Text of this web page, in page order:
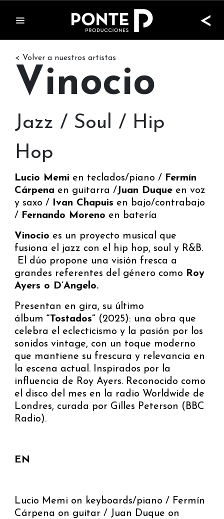
<
< Volver a nuestros artistas
Vinocio
Jazz / Soul / Hip
Hop
Lucio Memi en teclados/piano / Fermín
Cárpena en guitarra /Juan Duque en voz
y saxo / Ivan Chapuis en bajo/contrabajo
/ Fernando Moreno en batería
Vinocio es un proyecto musical que
fusiona el jazz con el hip hop, soul y R&B.
El dúo propone una visión fresca a
grandes referentes del género como Roy
Ayers o D’Angelo.
Presentan en gira, su último
álbum“Tostados” (2025): una obra que
celebra el eclecticismo y la pasión por los
sonidos vintage, con un toque moderno
que mantiene su frescura y relevancia en
la escena actual. Inspirados por la
influencia de Roy Ayers. Reconocido como
el disco del mes en la radio Worldwide de
Londres, curada por Gilles Peterson (BBC
Radio).
EN
Lucio Memi on keyboards/piano / Fermín
Cárpena on guitar / Juan Duque on